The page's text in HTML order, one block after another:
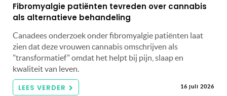
Fibromyalgie patiënten tevreden over cannabis
als alternatieve behandeling
Canadees onderzoek onder fibromyalgie patiënten laat
zien dat deze vrouwen cannabis omschrijven als
"transformatief" omdat het helpt bij pijn, slaap en
kwaliteit van leven.
LEES VERDER 16 juli 2026